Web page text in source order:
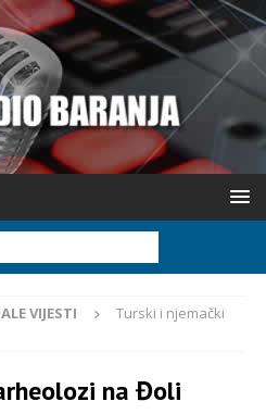
VIJESTI
Turski i njemački
na Đoli